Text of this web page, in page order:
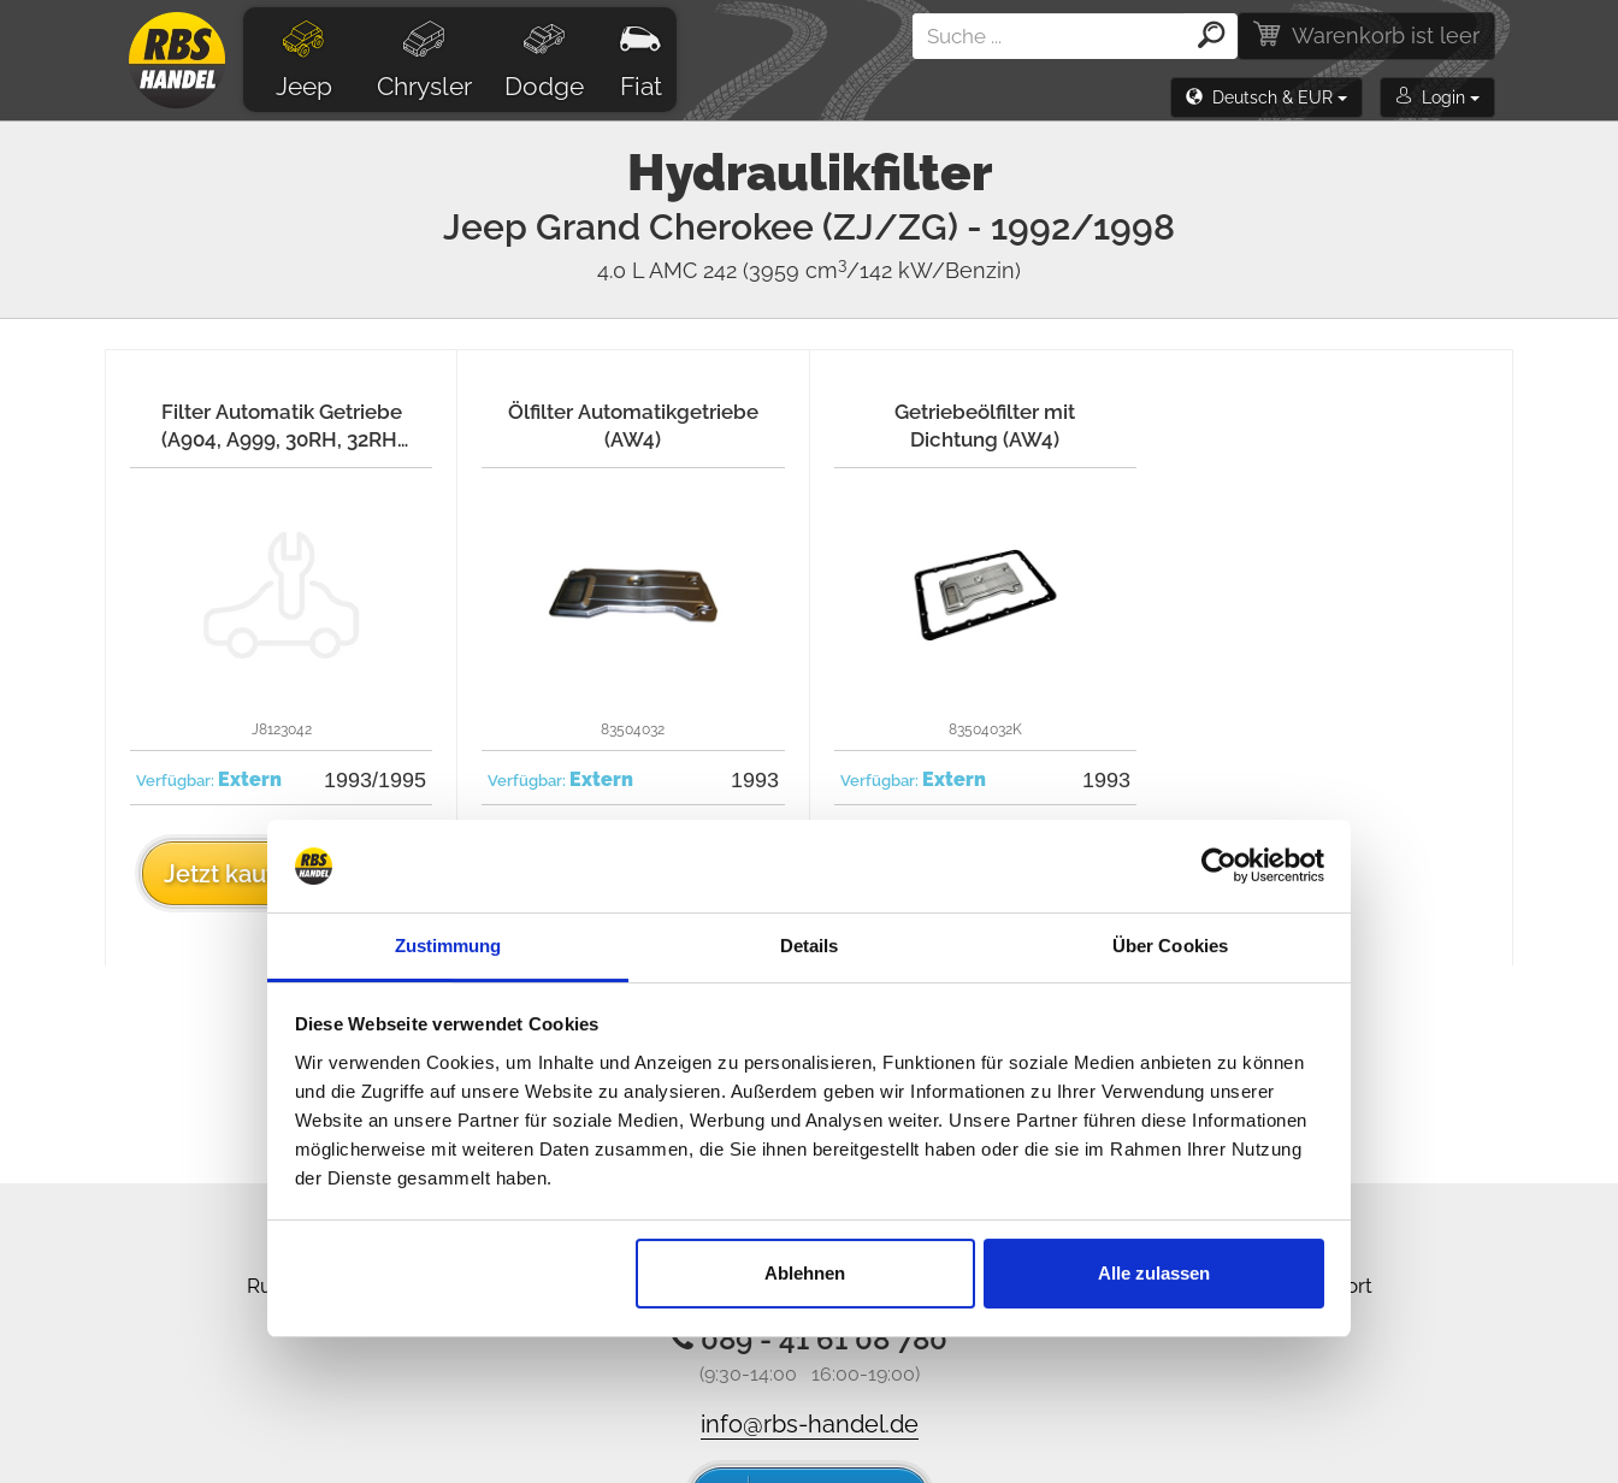
Zustimmung Details Über Cookies
Diese Webseite verwendet Cookies
Wir verwenden Cookies, um Inhalte und Anzeigen zu personalisieren, Funktionen für soziale Medien anbieten zu können
und die Zugriffe auf unsere Website zu analysieren. Außerdem geben wir Informationen zu Ihrer Verwendung unserer
Website an unsere Partner für soziale Medien, Werbung und Analysen weiter. Unsere Partner führen diese Informationen
möglicherweise mit weiteren Daten zusammen, die Sie ihnen bereitgestellt haben oder die sie im Rahmen Ihrer Nutzung
der Dienste gesammelt haben.
Ablehnen Alle zulassen
Jeep Chrysler Dodge Fiat
Warenkorb ist leer
Deutsch & EUR Login
Hydraulikfilter
Jeep Grand Cherokee (ZJ/ZG) - 1992/1998
4.0 L AMC 242 (3959 cm3/142 kW/Benzin)
Filter Automatik Getriebe
(A904, A999, 30RH, 32RH,
42RE, 46RH, 44RE, A727)
J8123042
Verfügbar: Extern 1993/1995
Jetzt kaufen 8,21 €
Ölfilter Automatikgetriebe
(AW4)
83504032
Verfügbar: Extern 1993
Getriebeölfilter mit
Dichtung (AW4)
83504032K
Verfügbar: Extern 1993
alle Preise incl. MwSt
Sorry, Hotline nicht erreichbar, schreiben Sie uns!
Rufen Sie uns an, senden Sie uns eine E-Mail, liken Sie uns auf Facebook, Sie bekommen schnellstmöglich eine Antwort
089 - 41 61 08 780
(9:30-14:00 16:00-19:00)
info@rbs-handel.de